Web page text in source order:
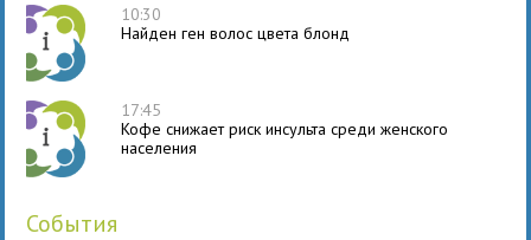
10:30
Найден ген волос цвета блонд
17:45
Кофе снижает риск инсульта среди женского
населения
события